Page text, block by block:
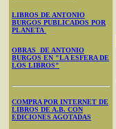
LIBROS DE ANTONIO
BURGOS PUBLICADOS POR
PLANETA
OBRAS DE ANTONIO
BURGOS EN "LA ESFERA DE
LOS LIBROS"
COMPRA POR INTERNET DE
LIBROS DE A.B. CON
EDICIONES AGOTADAS